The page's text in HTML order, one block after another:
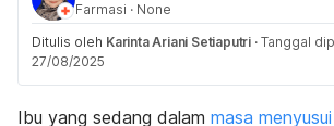
Farmasi · None
Ditulis oleh Karinta Ariani Setiaputri · Tanggal
27/08/2025
Ibu yang sedang dalam masa menyusui